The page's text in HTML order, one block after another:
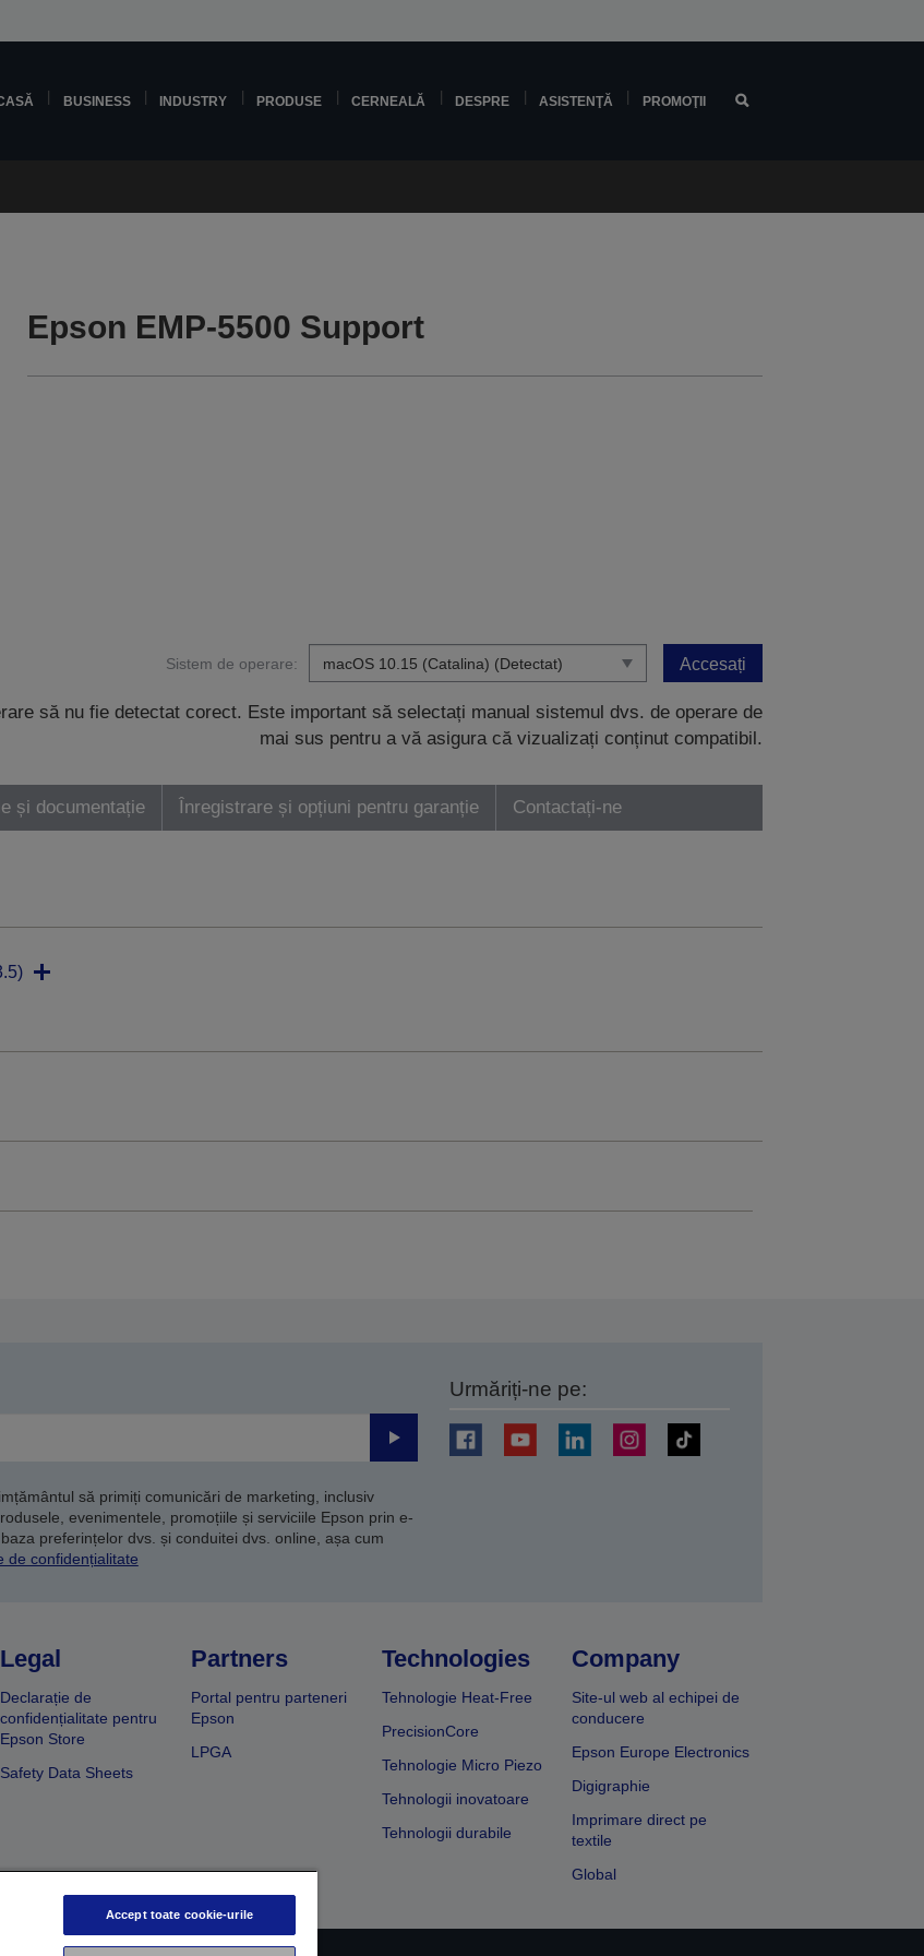
BUSINESS INDUSTRY PRODUSE CERNEALĂ DESPRE ASISTENŢĂ PROMOŢII
Epson EMP-5500 Support
Sistem de operare: Accesați
să nu fie detectat corect. Este important să selectați manual sistemul dvs. de operare de
mai sus pentru a vă asigura că vizualizați conținut compatibil.
și documentație Înregistrare și opțiuni pentru garanție Contactați-ne
Trimiteți
să primiți comunicări de marketing, inclusiv
evenimentele, promoțiile și serviciile Epson prin e-
preferințelor dvs. și conduitei dvs. online, așa cum
de confidențialitate
Urmăriți-ne pe:
Legal
Declarație de
confidențialitate pentru
Epson Store
Safety Data Sheets
Partners
Portal pentru parteneri
Epson
LPGA
Technologies
Tehnologie Heat-Free
PrecisionCore
Tehnologie Micro Piezo
Tehnologii inovatoare
Tehnologii durabile
Company
Site-ul web al echipei de
conducere
Epson Europe Electronics
Digigraphie
Imprimare direct pe
textile
Global
Accept toate cookie-urile